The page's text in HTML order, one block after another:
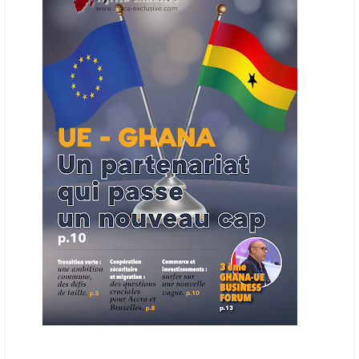
Cet outil permettra de recenser les entreprises africaines opérant dans
la chaîne de valeur énergétique et de publier des appels d’offres
ouverts en priorité aux sociétés du continent. Le projet est en phase
finale de développement et devrait aboutir, d’ici fin 2026 ou début
2027, à un bulletin africain des appels d’offres dans le secteur de
l’énergie.
06/06/26 AFRICA FINANCE CORPORATION
Cette semaine, Africa Finance Corporation (AFC) a annoncé avoir
bouclé un prêt syndiqué de 2 milliards de dollars, la plus importante
levée de son histoire. Initialement calibrée à 1,6 milliard, l'opération a
été relevée de 400 millions face à l'afflux des souscriptions de
banques internationales. Plus du tiers des fonds proviennent
d'institutions financières asiatiques, à parts égales avec l'Europe.
L'Asie-Pacifique et l'Europe pèsent chacune 35 % du tour de table,
devant le Moyen-Orient (25 %) et l'Afrique (5 %), selon le communiqué
de l'institution panafricaine, qui compte 48 pays membres.
ECHANGES AFRIQUE - UE